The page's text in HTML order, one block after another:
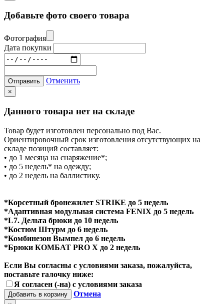
Добавьте фото своего товара
Фотография
Дата покупки
Отправить Отменить
×
Данного товара нет на складе
Товар будет изготовлен персонально под Вас.
Ориентировочный срок изготовления отсутствующих на
складе позиций составляет:
• до 1 месяца на снаряжение*;
• до 5 недель* на одежду;
• до 2 недель на баллистику.
*Корсетный бронежилет STRIKE до 5 недель
*Адаптивная модульная система FENIX до 5 недель
*L7. Дельта брюки до 10 недель
*Костюм Штурм до 6 недель
*Комбинезон Вымпел до 6 недель
*Брюки КОМБАТ PRO X до 2 недель
Если Вы согласны с условиями заказа, пожалуйста,
поставьте галочку ниже:
Я согласен (-на) с условиями заказа
Добавить в корзину Отмена